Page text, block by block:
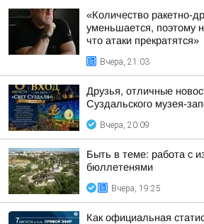
«Количество ракетно-
уменьшается, поэтому
что атаки прекратятся»
Вчера, 21:03
Друзья, отличные
Суздальского музея-
Вчера, 20:09
Быть в теме: работа с
бюллетенями
Вчера, 19:25
Как официальная